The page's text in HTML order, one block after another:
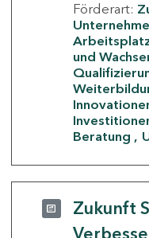
Förderart:
und
Beratung
Zukunft